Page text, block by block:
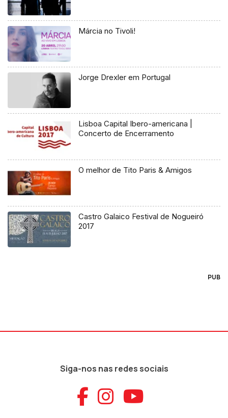
Márcia no Tivoli!
Jorge Drexler em Portugal
Lisboa Capital Ibero-americana |
Concerto de Encerramento
O melhor de Tito Paris & Amigos
Castro Galaico Festival de Nogueiró
2017
PUB
Siga-nos nas redes sociais
Aceder ao
Aceder ao
Aceder